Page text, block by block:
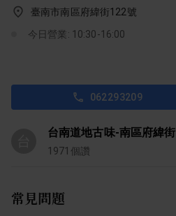
臺南市南區府緯街122號
今日營業: 10:30-16:00
062293209
台南道地古味-南區府緯街
1971 個讚
常見問題